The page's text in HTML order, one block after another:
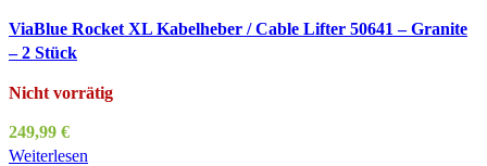
ViaBlue Rocket XL Kabelheber / Cable Lifter 50641 – Granite
– 2 Stück
Nicht vorrätig
249,99 €
Weiterlesen